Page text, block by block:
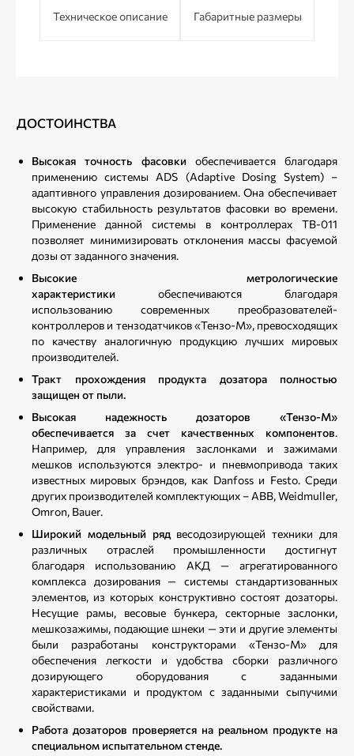
Техническое описание Габаритные размеры
ДОСТОИНСТВА
Высокая точность фасовки обеспечивается благодаря
применению системы ADS (Adaptive Dosing System) –
адаптивного управления дозированием. Она обеспечивает
высокую стабильность результатов фасовки во времени.
Применение данной системы в контроллерах ТВ-011
позволяет минимизировать отклонения массы фасуемой
дозы от заданного значения.
Высокие метрологические
характеристики обеспечиваются благодаря
использованию современных преобразователей-
контроллеров и тензодатчиков «Тензо-М», превосходящих
по качеству аналогичную продукцию лучших мировых
производителей.
Тракт прохождения продукта дозатора полностью
защищен от пыли.
Высокая надежность дозаторов «Тензо-М»
обеспечивается за счет качественных компонентов.
Например, для управления заслонками и зажимами
мешков используются электро- и пневмопривода таких
известных мировых брэндов, как Danfoss и Festo. Среди
других производителей комплектующих – ABB, Weidmuller,
Omron, Bauer.
Широкий модельный ряд весодозирующей техники для
различных отраслей промышленности достигнут
благодаря использованию АКД — агрегатированного
комплекса дозирования — системы стандартизованных
элементов, из которых конструктивно состоят дозаторы.
Несущие рамы, весовые бункера, секторные заслонки,
мешкозажимы, подающие шнеки — эти и другие элементы
были разработаны конструкторами «Тензо-М» для
обеспечения легкости и удобства сборки различного
дозирующего оборудования с заданными
характеристиками и продуктом с заданными сыпучими
свойствами.
Работа дозаторов проверяется на реальном продукте на
специальном испытательном стенде.